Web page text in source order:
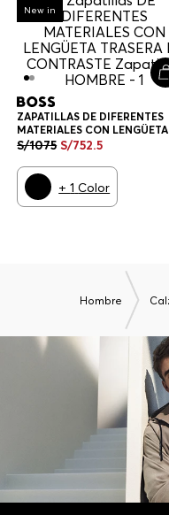
ZAPATILLAS DE DIFERENTES
MATERIALES CON LENGÜETA
TRASERA EN CONTRASTE
ZAPATILLAS HOMBRE
S/1075 S/752.5
Únete y recibe 10%